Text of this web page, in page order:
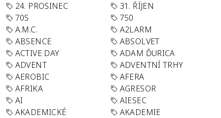
24. PROSINEC
31. ŘÍJEN
70S
750
A.M.C.
A2LARM
ABSENCE
ABSOLVET
ACTIVE DAY
ADAM ĎURICA
ADVENT
ADVENTNÍ TRHY
AEROBIC
AFERA
AFRIKA
AGRESOR
AI
AIESEC
AKADEMICKÉ
AKADEMIE